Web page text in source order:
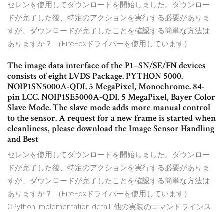
セレンを使用してダウンロードを開始しました。ダウンロー
ドが完了した後、特定のアクションを実行する必要がありま
すが、ダウンロードが完了したことを確認する簡単な方法は
ありますか？ （FireFoxドライバーを使用しています）
The image data interface of the P1−SN/SE/FN devices
consists of eight LVDS Package. PYTHON 5000.
NOIP1SN5000A-QDI. 5 MegaPixel, Monochrome. 84-
pin LCC. NOIP1SE5000A-QDI. 5 MegaPixel, Bayer Color
Slave Mode. The slave mode adds more manual control
to the sensor. A request for a new frame is started when
cleanliness, please download the Image Sensor Handling
and Best
セレンを使用してダウンロードを開始しました。ダウンロー
ドが完了した後、特定のアクションを実行する必要がありま
すが、ダウンロードが完了したことを確認する簡単な方法は
ありますか？ （FireFoxドライバーを使用しています）
CPython implementation detail: 他の実装のコマンドラインス